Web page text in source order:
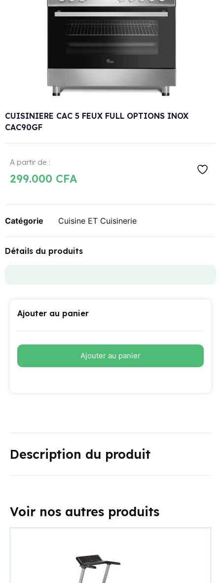
CUISINIERE CAC 5 FEUX FULL OPTIONS INOX
CAC90GF
A partir de :
299.000 CFA
Catégorie Cuisine ET Cuisinerie
Détails du produits
Ajouter au panier
Ajouter au panier
Description du produit
Voir nos autres produits